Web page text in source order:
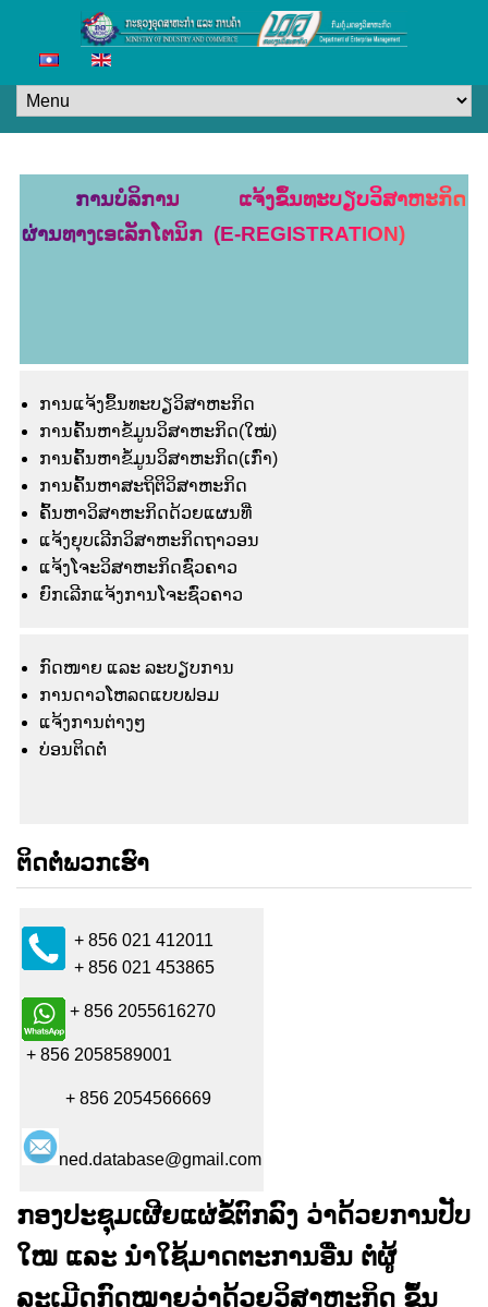
ການບໍລິການ ແຈ້ງຂຶ້ນທະບຽບວິສາຫະກິດ
ຜ່ານທາງເອເລັກໂຕນິກ (E-REGISTRATION)
ການແຈ້ງຂຶ້ນທະບຽວິສາຫະກິດ
ການຄົ້ນຫາຂໍ້ມູນວິສາຫະກິດ(ໃໝ່)
ການຄົ້ນຫາຂໍ້ມູນວິສາຫະກິດ(ເກົ່າ)
ການຄົ້ນຫາສະຖິຕິວິສາຫະກິດ
ຄົ້ນຫາວິສາຫະກິດດ້ວຍແຜນທີ່
ແຈ້ງຍຸບເລີກວິສາຫະກິດຖາວອນ
ແຈ້ງໂຈະວິສາຫະກິດຊົ່ວຄາວ
ຍົກເລີກແຈ້ງການໂຈະຊົ່ວຄາວ
ກົດໜາຍ ແລະ ລະບຽບການ
ການດາວໂຫລດແບບຟອມ
ແຈ້ງ​ການ​ຕ່າງໆ
ບ່ອນຕິດຕໍ່
ຕິດຕໍ່ພວກເຮົາ
+ 856 021 412011
+ 856 021 453865
+ 856 2055616270
+ 856 2058589001
+ 856 2054566669
ned.database@gmail.com
ກອງປະຊຸມເຜີຍແຜ່ຂໍ້ຕົກລົງ ວ່າດ້ວຍການປັບ
ໃໝ ແລະ ນຳໃຊ້ມາດຕະການອື່ນ ຕໍ່ຜູ້
ລະເມີດກົດໝາຍວ່າດ້ວຍວິສາຫະກິດ ຂຶ້ນ